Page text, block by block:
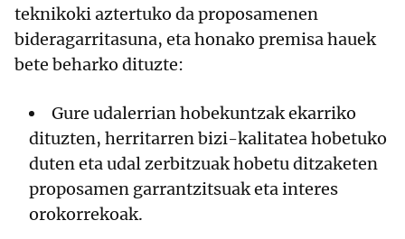
teknikoki aztertuko da proposamenen
bideragarritasuna, eta honako premisa hauek
bete beharko dituzte:
Gure udalerrian hobekuntzak ekarriko
dituzten, herritarren bizi-kalitatea hobetuko
duten eta udal zerbitzuak hobetu ditzaketen
proposamen garrantzitsuak eta interes
orokorrekoak.